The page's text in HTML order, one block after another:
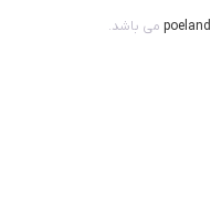
poeland می باشد.